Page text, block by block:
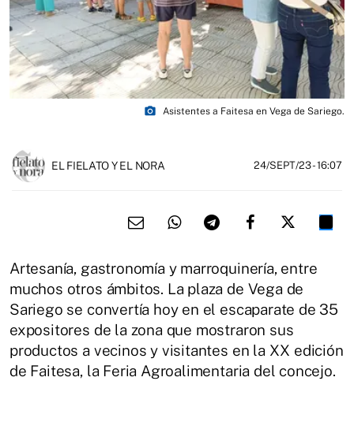
photo_camera Asistentes a Faitesa en Vega de Sariego.
EL FIELATO Y EL NORA 24/SEPT/23- 16:07
Artesanía, gastronomía y marroquinería, entre
muchos otros ámbitos. La plaza de Vega de
Sariego se convertía hoy en el escaparate de 35
expositores de la zona que mostraron sus
productos a vecinos y visitantes en la XX edición
de Faitesa, la Feria Agroalimentaria del concejo.